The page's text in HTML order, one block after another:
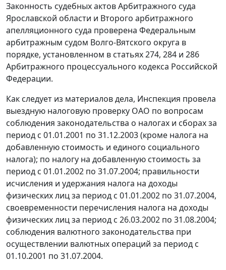
Законность судебных актов Арбитражного суда
Ярославской области и Второго арбитражного
апелляционного суда проверена Федеральным
арбитражным судом Волго-Вятского округа в
порядке, установленном в статьях 274, 284 и 286
Арбитражного процессуального кодекса Российской
Федерации.
Как следует из материалов дела, Инспекция провела
выездную налоговую проверку ОАО по вопросам
соблюдения законодательства о налогах и сборах за
период с 01.01.2001 по 31.12.2003 (кроме налога на
добавленную стоимость и единого социального
налога); по налогу на добавленную стоимость за
период с 01.01.2002 по 31.07.2004; правильности
исчисления и удержания налога на доходы
физических лиц за период с 01.01.2002 по 31.07.2004,
своевременности перечисления налога на доходы
физических лиц за период с 26.03.2002 по 31.08.2004;
соблюдения валютного законодательства при
осуществлении валютных операций за период с
01.10.2001 по 31.07.2004.